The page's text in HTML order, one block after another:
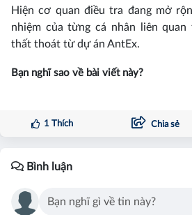
Hiện cơ quan điều tra đang mở
nhiệm của từng cá nhân liên
thất thoát từ dự án AntEx.
Bạn nghĩ sao về bài viết này?
1Thích Chia sẻ
Bình luận